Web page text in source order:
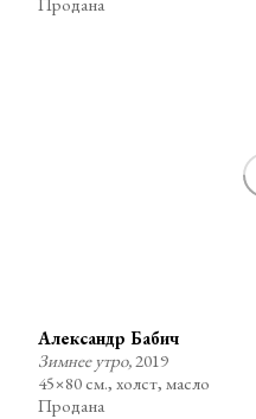
Александр Бабич
Зимнее утро,2019
45×80 см., холст, масло
Продана